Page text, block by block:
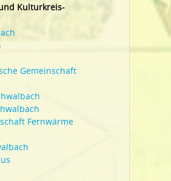
Kulturkreis-
Gemeinschaft
Fernwärme